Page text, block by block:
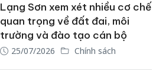
Lạng Sơn xem xét nhiều cơ chế
quan trọng về đất đai, môi
trường và đào tạo cán bộ
25/07/2026 Chính sách